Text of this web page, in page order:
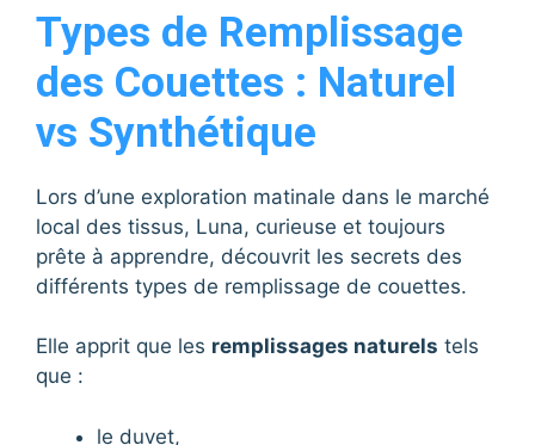
Types de Remplissage
des Couettes : Naturel
vs Synthétique
Lors d’une exploration matinale dans le marché
local des tissus, Luna, curieuse et toujours
prête à apprendre, découvrit les secrets des
différents types de remplissage de couettes.
Elle apprit que les remplissages naturels tels
que :
le duvet,